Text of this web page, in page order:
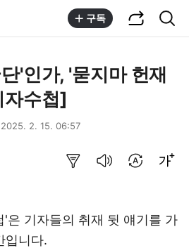
구독
'인가, '묻지마 헌재
수첩]
2025. 2. 15. 06:57
'은 기자들의 취재 뒷 얘기를 가
입니다.